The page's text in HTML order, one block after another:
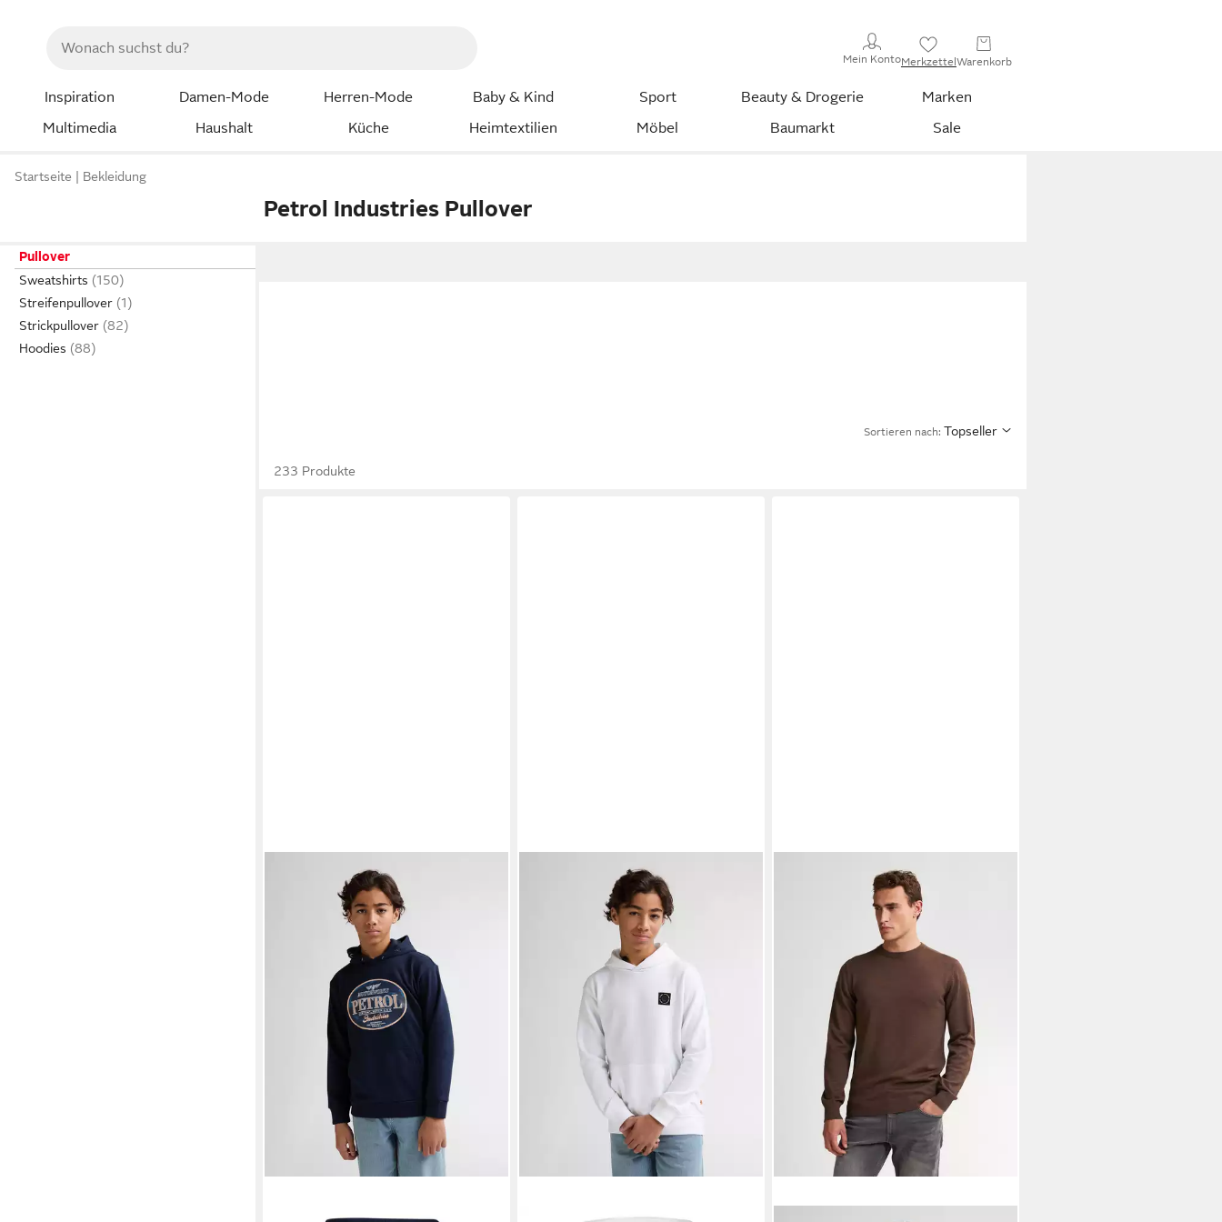
Mein KontoMerkzettelWarenkorb
Inspiration Damen-Mode Herren-Mode Baby & Kind Sport Beauty & Drogerie
Marken
Multimedia
Haushalt Küche Heimtextilien Möbel Baumarkt Sale
Startseite Bekleidung
Petrol Industries Pullover
Pullover
Sweatshirts
Streifenpullover
Strickpullover
Hoodies
Sortieren nach: Topseller
233 Produkte